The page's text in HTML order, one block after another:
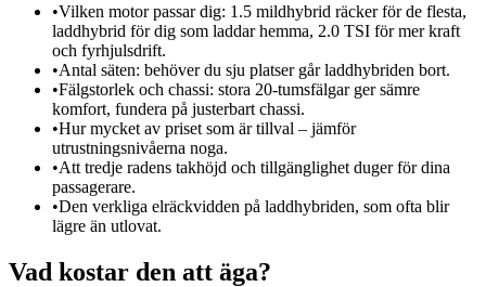
•Vilken motor passar dig: 1.5 mildhybrid räcker för de flesta,
laddhybrid för dig som laddar hemma, 2.0 TSI för mer kraft
och fyrhjulsdrift.
•Antal säten: behöver du sju platser går laddhybriden bort.
•Fälgstorlek och chassi: stora 20-tumsfälgar ger sämre
komfort, fundera på justerbart chassi.
•Hur mycket av priset som är tillval – jämför
utrustningsnivåerna noga.
•Att tredje radens takhöjd och tillgänglighet duger för dina
passagerare.
•Den verkliga elräckvidden på laddhybriden, som ofta blir
lägre än utlovat.
Vad kostar den att äga?